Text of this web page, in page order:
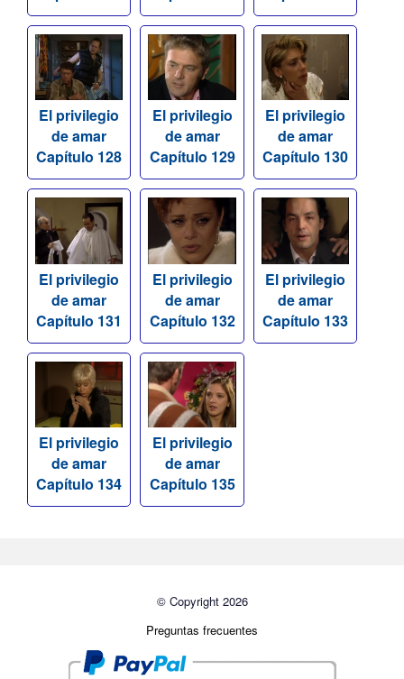
El privilegio
de amar
Capítulo 128
El privilegio
de amar
Capítulo 129
El privilegio
de amar
Capítulo 130
El privilegio
de amar
Capítulo 131
El privilegio
de amar
Capítulo 132
El privilegio
de amar
Capítulo 133
El privilegio
de amar
Capítulo 134
El privilegio
de amar
Capítulo 135
© Copyright 2026
Preguntas frecuentes